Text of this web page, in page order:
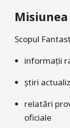
Scopul
informații
știri
relatări
oficiale